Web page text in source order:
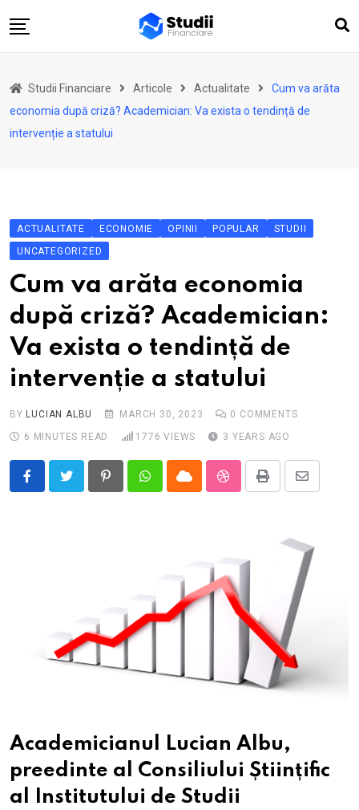
to
Actualitate
Investiții
Multimedia
Autori
Analize ASF
Studii Financiare Articole Actualitate
Cum va arăta
economia după criză? Academician: Va exista o tendință de
intervenție a statului
ACTUALITATE ECONOMIE OPINII POPULAR
STUDII
UNCATEGORIZED
Cum va arăta economia
după criză? Academician:
Va exista o tendință de
intervenție a statului
BY LUCIAN ALBU MARCH 30, 2023 0 COMMENTS
6 MINUTES READ
1776 VIEWS 3 YEARS AGO
PinterestWhatsappCloud StumbleUpon
Print
Share
Academicianul Lucian Albu,
preedinte al Consiliului Științific
al Institutului de Studii